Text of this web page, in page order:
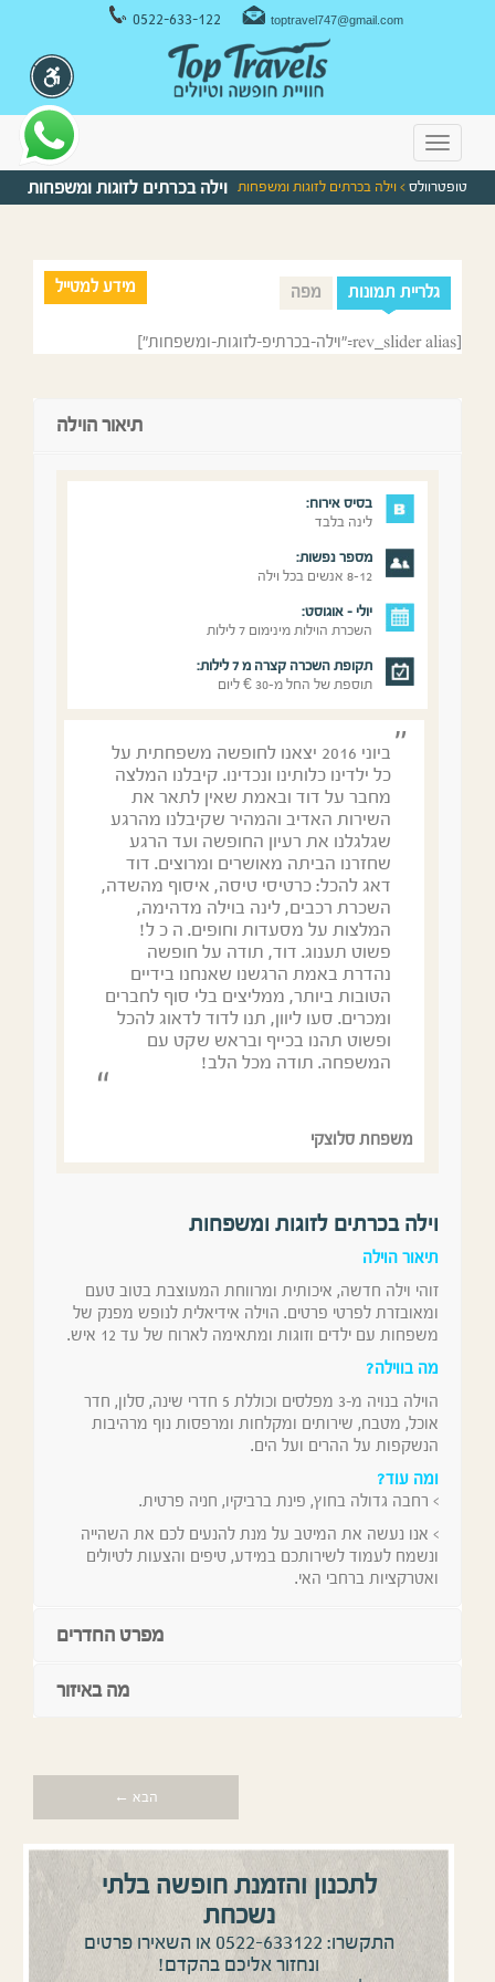
0522-633-122 toptravel747@gmail.com
Toggle
navigation
טופטרוולס > וילה בכרתים לזוגות ומשפחות וילה בכרתים לזוגות ומשפחות
גלריית תמונות מפה מידע למטייל
[rev_slider alias="וילה-בכרתיפ-לזוגות-ומשפחות"]
תיאור הוילה
בסיס אירוח:
לינה בלבד
מספר נפשות:
8-12 אנשים בכל וילה
יולי - אוגוסט:
השכרת הוילות מינימום 7 לילות
תקופת השכרה קצרה מ 7 לילות:
תוספת של החל מ-30 € ליום
ביוני 2016 יצאנו לחופשה משפחתית על
כל ילדינו כלותינו ונכדינו. קיבלנו המלצה
מחבר על דוד ובאמת שאין לתאר את
השירות האדיב והמהיר שקיבלנו מהרגע
שגלגלנו את רעיון החופשה ועד הרגע
שחזרנו הביתה מאושרים ומרוצים. דוד
דאג להכל: כרטיסי טיסה, איסוף מהשדה,
השכרת רכבים, לינה בוילה מדהימה,
המלצות על מסעדות וחופים. ה כ ל!
פשוט תענוג. דוד, תודה על חופשה
נהדרת באמת הרגשנו שאנחנו בידיים
הטובות ביותר, ממליצים בלי סוף לחברים
ומכרים. סעו ליוון, תנו לדוד לדאוג להכל
ופשוט תהנו בכייף ובראש שקט עם
המשפחה. תודה מכל הלב!
משפחת סלוצקי
וילה בכרתים לזוגות ומשפחות
תיאור הוילה
זוהי וילה חדשה, איכותית ומרווחת המעוצבת בטוב טעם
ומאובזרת לפרטי פרטים. הוילה אידיאלית לנופש מפנק של
משפחות עם ילדים וזוגות ומתאימה לארוח של עד 12 איש.
מה בווילה?
הוילה בנויה מ-3 מפלסים וכוללת 5 חדרי שינה, סלון, חדר
אוכל, מטבח, שירותים ומקלחות ומרפסות נוף מרהיבות
הנשקפות על ההרים ועל הים.
ומה עוד?
> רחבה גדולה בחוץ, פינת ברביקיו, חניה פרטית.
> אנו נעשה את המיטב על מנת להנעים לכם את השהייה
ונשמח לעמוד לשירותכם במידע, טיפים והצעות לטיולים
ואטרקציות ברחבי האי.
מפרט החדרים
מה באיזור
הבא ←
לתכנון והזמנת חופשה בלתי
נשכחת
התקשרו: 0522-633122 או השאירו פרטים
ונחזור אליכם בהקדם!
ניווט במקלדת